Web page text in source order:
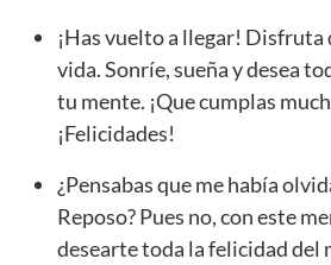
¡Has vuelto a llegar!
vida. Sonríe, sueña y desea
tu mente. ¡Que cumplas
¡Felicidades!
¿Pensabas que me había
Reposo? Pues no, con este
desearte toda la felicidad del